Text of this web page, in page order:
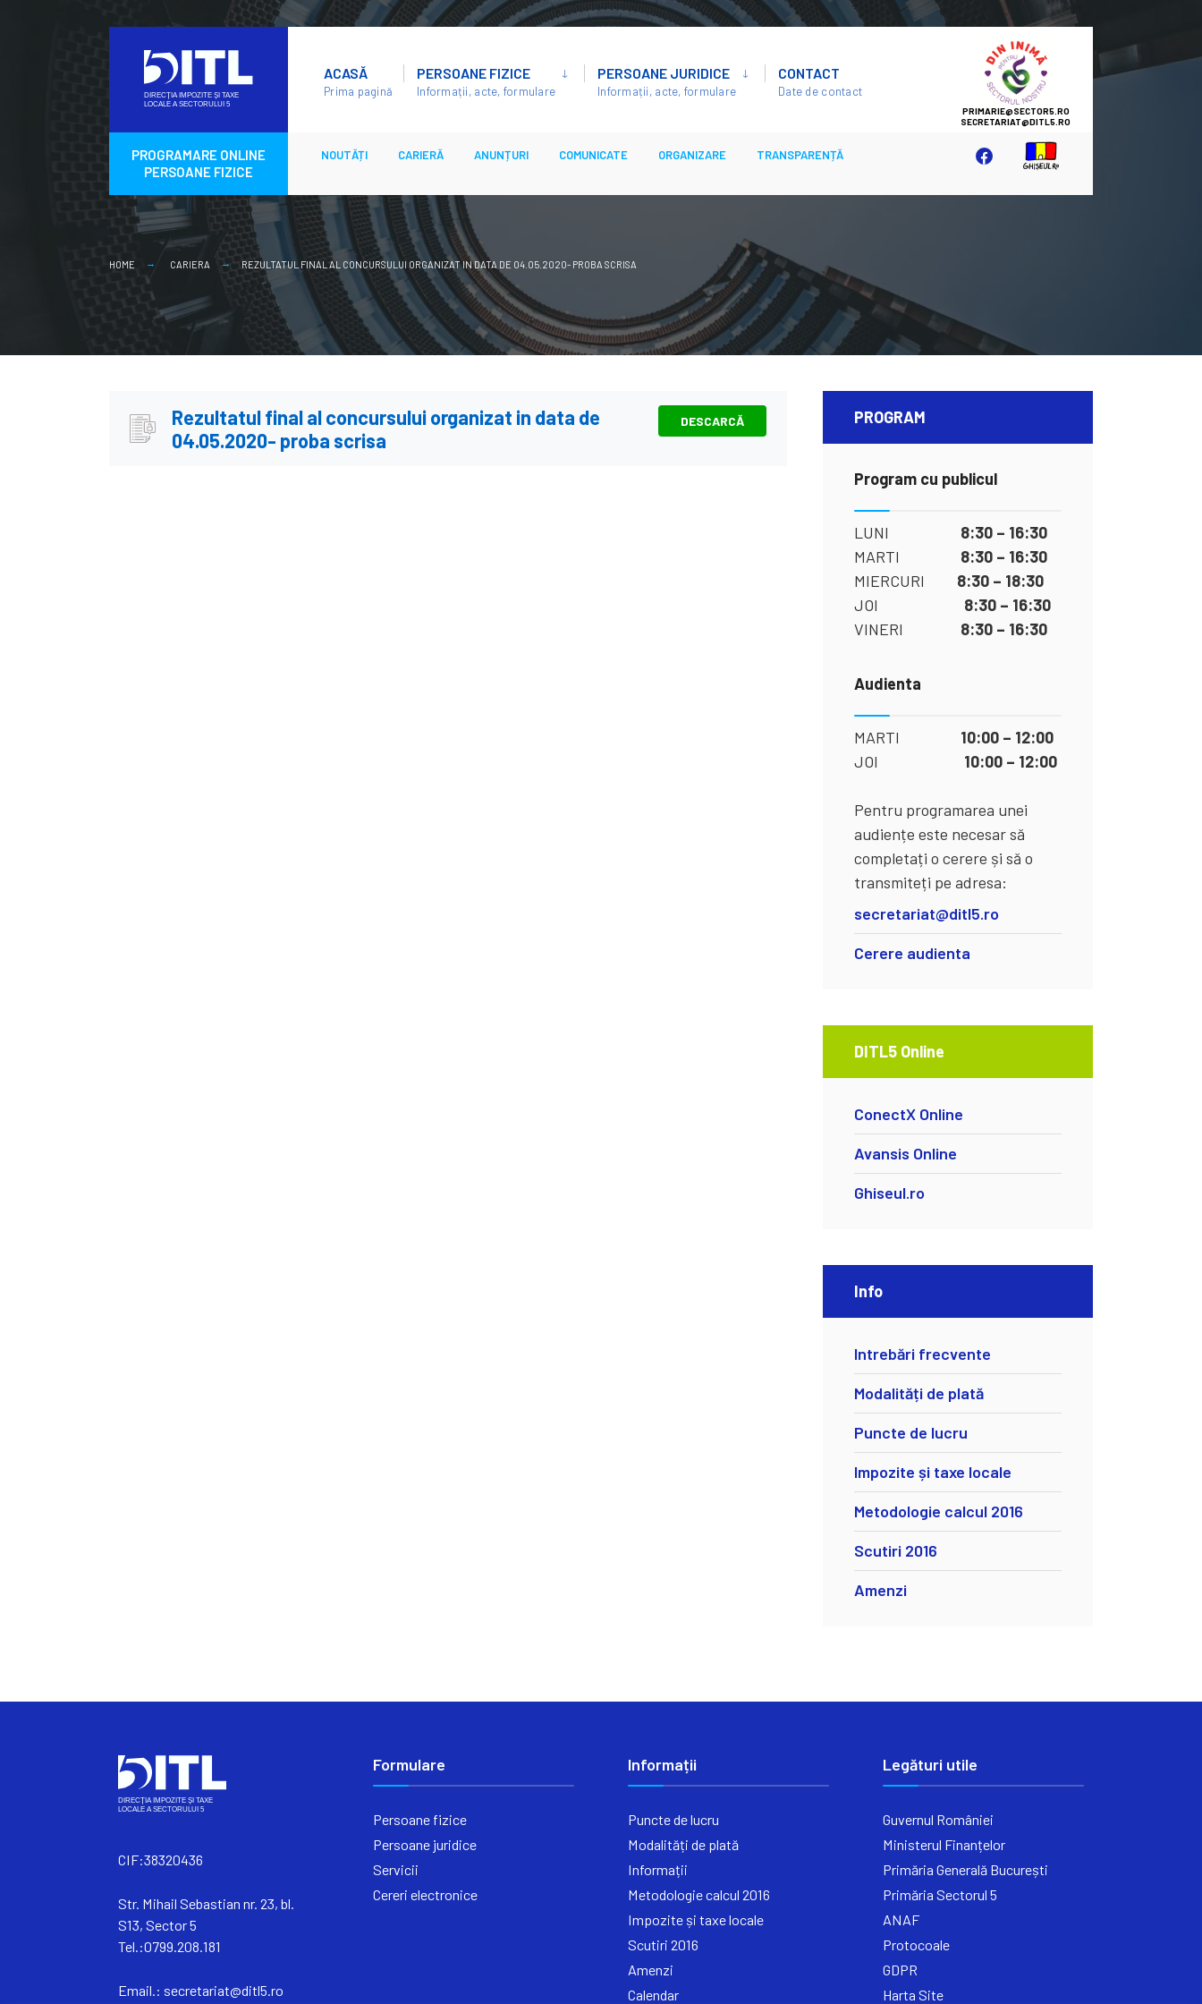
content
ACASĂ
Prima pagină
PERSOANE FIZICE
Informații, acte, formulare
PERSOANE JURIDICE
Informații, acte, formulare
CONTACT
Date de contact
SECTOR
5
PROGRAMARE ONLINE
PERSOANE FIZICE
NOUTĂȚI CARIERĂ ANUNȚURI COMUNICATE ORGANIZARE TRANSPARENȚĂ
HOME CARIERA REZULTATUL FINAL AL CONCURSULUI ORGANIZAT IN DATA DE 04.05.2020- PROBA SCRISA
Rezultatul final al concursului organizat in data de
04.05.2020- proba scrisa
DESCARCĂ PROGRAM
Program cu publicul
LUNI 8:30 – 16:30
MARTI 8:30 – 16:30
MIERCURI 8:30 – 18:30
JOI 8:30 – 16:30
VINERI 8:30 – 16:30
Audienta
MARTI 10:00 – 12:00
JOI 10:00 – 12:00
Pentru programarea unei
audiențe este necesar să
completați o cerere și să o
transmiteți pe adresa:
secretariat@ditl5.ro
Cerere audienta
DITL5 Online
ConectX Online
Avansis Online
Ghiseul.ro
Info
Intrebări frecvente
Modalități de plată
Puncte de lucru
Impozite și taxe locale
Metodologie calcul 2016
Scutiri 2016
Amenzi
CIF:38320436
Str. Mihail Sebastian nr. 23, bl.
S13, Sector 5
Tel.:0799.208.181
Email.: secretariat@ditl5.ro
Formulare
Persoane fizice
Persoane juridice
Servicii
Cereri electronice
Informații
Puncte de lucru
Modalități de plată
Informații
Metodologie calcul 2016
Impozite și taxe locale
Scutiri 2016
Amenzi
Calendar
Legături utile
Guvernul României
Ministerul Finanțelor
Primăria Generală București
Primăria Sectorul 5
ANAF
Protocoale
GDPR
Harta Site